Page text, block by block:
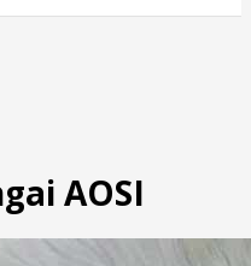
AOSI